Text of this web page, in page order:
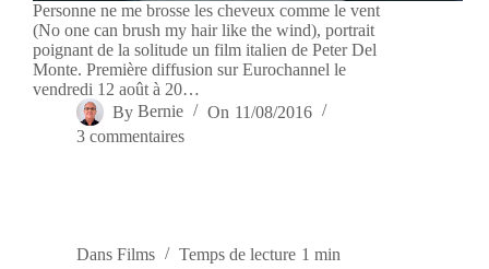
Personne ne me brosse les cheveux comme le vent
(No one can brush my hair like the wind), portrait
poignant de la solitude un film italien de Peter Del
Monte. Première diffusion sur Eurochannel le
vendredi 12 août à 20…
By Bernie On 11/08/2016
3 commentaires
Dans Films Temps de lecture 1 min